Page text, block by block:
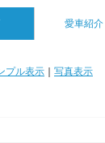
愛車紹介
プル表示 写真表示